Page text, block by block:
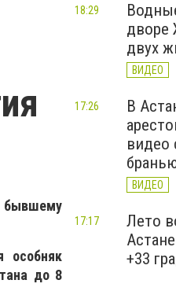
бывшему
особняк
до 8
дворе
двух
ВИДЕО
18:29
В
видео
ВИДЕО
17:26
Лето
+33
17:17